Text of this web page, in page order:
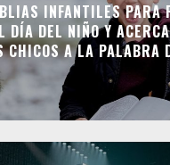
INFANTILES PARA
DÍA DEL NIÑO Y
CHICOS A LA PALABRA